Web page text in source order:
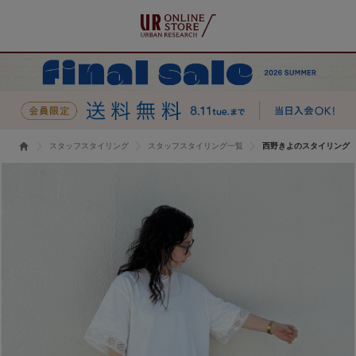
スタッフスタイリング スタッフスタイリング一覧 西野きよのスタイリング